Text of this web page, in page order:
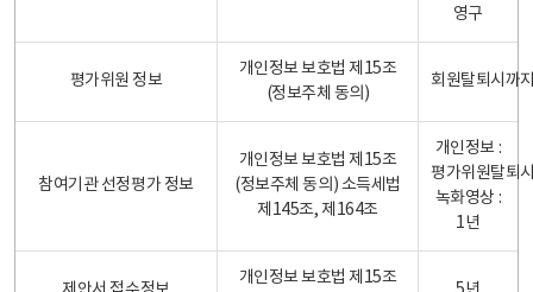
영구
평가위원 정보
개인정보 보호법 제15조
(정보주체 동의)
회원탈퇴시까
참여기관 선정평가 정보
개인정보 보호법 제15조
(정보주체 동의) 소득세법
제145조, 제164조
개인정보 :
평가위원탈퇴
녹화영상 :
1년
개인정보 보호법 제15조